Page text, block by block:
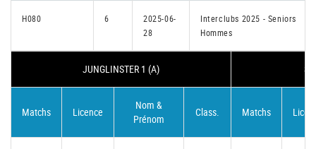
H080 6
2025-06-
28
Interclubs 2025 - Seniors
Hommes
JUNGLINSTER 1 (A)
Matchs Licence
Nom &
Prénom
Class. Matchs